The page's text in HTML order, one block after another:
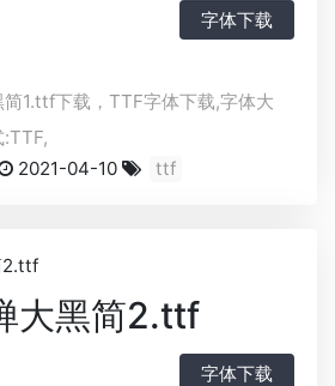
字体下载
1.ttf下载， TTF字体下载,字体大
TTF,
2021-04-10 ttf
大黑简2.ttf
字体下载